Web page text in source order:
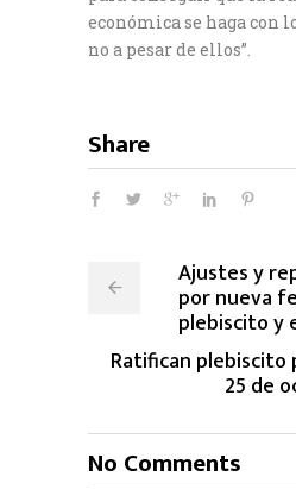
económica se haga con
no a pesar de ellos”.
Share
Ajustes y
por nueva
plebiscito y
Ratifican plebiscito
25 de
No Comments